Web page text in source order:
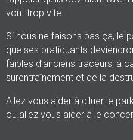
vont trop vite.
Si nous ne faisons pas ça, le
que ses pratiquants
faibles d’anciens traceurs, à
surentraînement et de la
Allez vous aider à diluer le
ou allez vous aider à le